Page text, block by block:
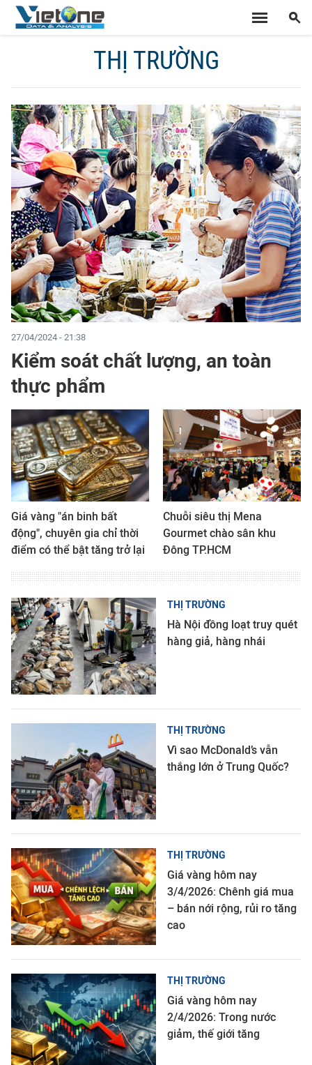
THỊ TRƯỜNG
27/04/2024 - 21:38
Kiểm soát chất lượng, an toàn
thực phẩm
Giá vàng "án binh bất
động", chuyên gia chỉ thời
điểm có thể bật tăng trở lại
Chuỗi siêu thị Mena
Gourmet chào sân khu
Đông TP.HCM
THỊ TRƯỜNG
Hà Nội đồng loạt truy quét
hàng giả, hàng nhái
THỊ TRƯỜNG
Vì sao McDonald’s vẫn
thắng lớn ở Trung Quốc?
THỊ TRƯỜNG
Giá vàng hôm nay
3/4/2026: Chênh giá mua
– bán nới rộng, rủi ro tăng
cao
THỊ TRƯỜNG
Giá vàng hôm nay
2/4/2026: Trong nước
giảm, thế giới tăng